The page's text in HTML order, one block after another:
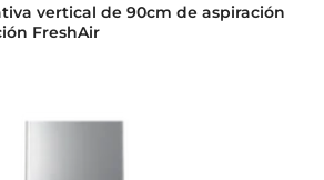
vertical de 90cm de aspiración
FreshAir